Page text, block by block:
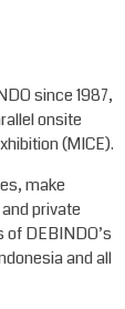
since 1987,
onsite
(MICE).
make
private
DEBINDO’s
and all